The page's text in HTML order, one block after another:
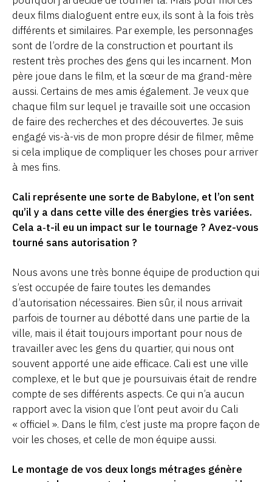
deux films dialoguent entre eux, ils sont à la fois très
différents et similaires. Par exemple, les personnages
sont de l’ordre de la construction et pourtant ils
restent très proches des gens qui les incarnent. Mon
père joue dans le film, et la sœur de ma grand-mère
aussi. Certains de mes amis également. Je veux que
chaque film sur lequel je travaille soit une occasion
de faire des recherches et des découvertes. Je suis
engagé vis-à-vis de mon propre désir de filmer, même
si cela implique de compliquer les choses pour arriver
à mes fins.
Cali représente une sorte de Babylone, et l’on sent
qu’il y a dans cette ville des énergies très variées.
Cela a‑t-il eu un impact sur le tournage ? Avez-vous
tourné sans autorisation ?
Nous avons une très bonne équipe de production qui
s’est occupée de faire toutes les demandes
d’autorisation nécessaires. Bien sûr, il nous arrivait
parfois de tourner au débotté dans une partie de la
ville, mais il était toujours important pour nous de
travailler avec les gens du quartier, qui nous ont
souvent apporté une aide efficace. Cali est une ville
complexe, et le but que je poursuivais était de rendre
compte de ses différents aspects. Ce qui n’a aucun
rapport avec la vision que l’ont peut avoir du Cali
« officiel ». Dans le film, c’est juste ma propre façon de
voir les choses, et celle de mon équipe aussi.
Le montage de vos deux longs métrages génère